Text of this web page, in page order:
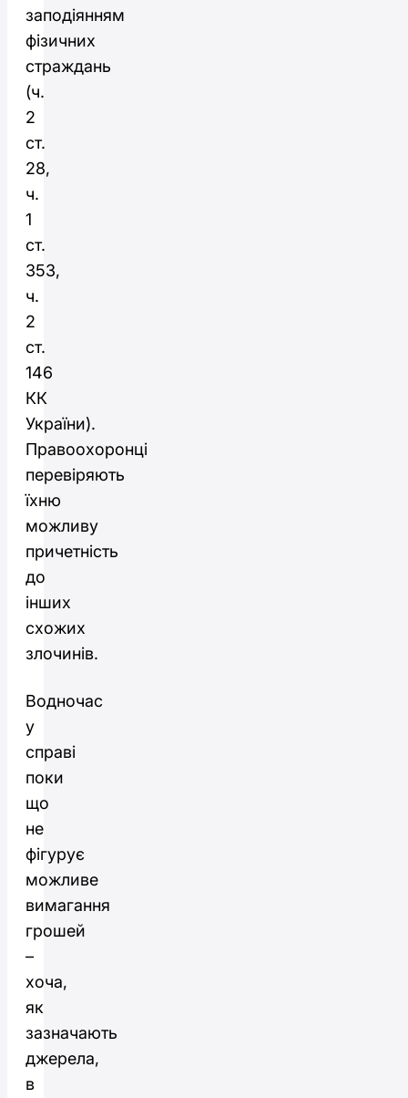
заподіянням
фізичних
страждань
(ч.
2
ст.
28,
ч.
1
ст.
353,
ч.
2
ст.
146
КК
України).
Правоохоронці
перевіряють
їхню
можливу
причетність
до
інших
схожих
злочинів.
Водночас
у
справі
поки
що
не
фігурує
можливе
вимагання
грошей
–
хоча,
як
зазначають
джерела,
в